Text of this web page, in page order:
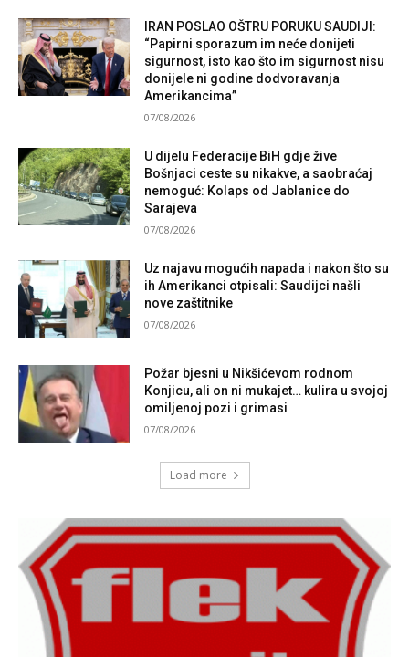
IRAN POSLAO OŠTRU PORUKU SAUDIJI:
“Papirni sporazum im neće donijeti
sigurnost, isto kao što im sigurnost nisu
donijele ni godine dodvoravanja
Amerikancima”
07/08/2026
U dijelu Federacije BiH gdje žive
Bošnjaci ceste su nikakve, a saobraćaj
nemoguć: Kolaps od Jablanice do
Sarajeva
07/08/2026
Uz najavu mogućih napada i nakon što su
ih Amerikanci otpisali: Saudijci našli
nove zaštitnike
07/08/2026
Požar bjesni u Nikšićevom rodnom
Konjicu, ali on ni mukajet… kulira u svojoj
omiljenoj pozi i grimasi
07/08/2026
Load more